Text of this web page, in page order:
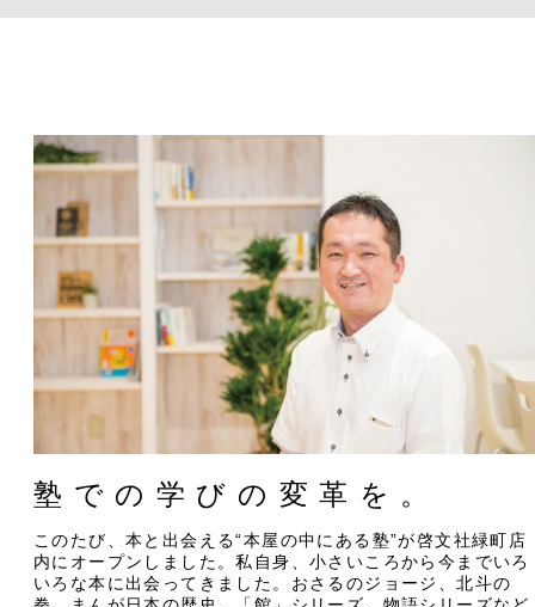
塾での学びの変革を。
このたび、本と出会える“本屋の中にある塾”が啓文社緑町店
内にオープンしました。私自身、小さいころから今までいろ
いろな本に出会ってきました。おさるのジョージ、北斗の